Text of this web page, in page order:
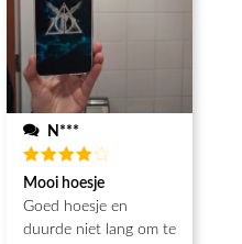
fotohoesje en het is prachtig!!
N***
Waardering
4 uit 5
Mooi hoesje
Goed hoesje en
duurde niet lang om te